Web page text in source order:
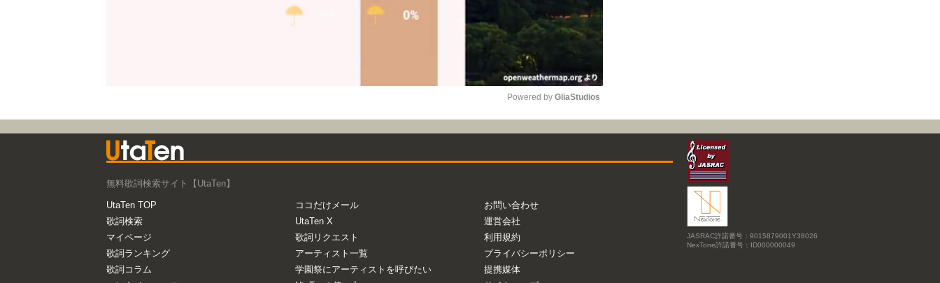
Mute
Powered by GliaStudios
無料歌詞検索サイト【UtaTen】
UtaTen TOP
歌詞検索
マイページ
歌詞ランキング
歌詞コラム
ココだけメール
UtaTen X
歌詞リクエスト
アーティスト一覧
学園祭にアーティストを呼びたい
お問い合わせ
運営会社
利用規約
プライバシーポリシー
提携媒体
JASRAC許諾番号：9015879001Y38026
NexTone許諾番号：ID000000049